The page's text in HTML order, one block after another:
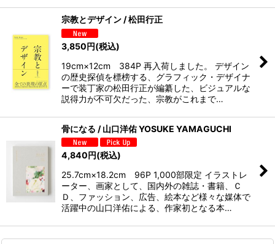
宗教とデザイン / 松田行正
3,850円(税込)
19cm×12cm 384P 再入荷しました。 デザイン
の歴史探偵を標榜する、グラフィック・デザイナ
ーで装丁家の松田行正が編纂した、ビジュアルな
説得力が不可欠だった、宗教がこれまで…
骨になる / 山口洋佑 YOSUKE YAMAGUCHI
4,840円(税込)
25.7cm×18.2cm 96P 1,000部限定 イラストレ
ーター、画家として、国内外の雑誌・書籍、Ｃ
Ｄ、ファッション、広告、絵本など様々な媒体で
活躍中の山口洋佑による、作家初となる本…